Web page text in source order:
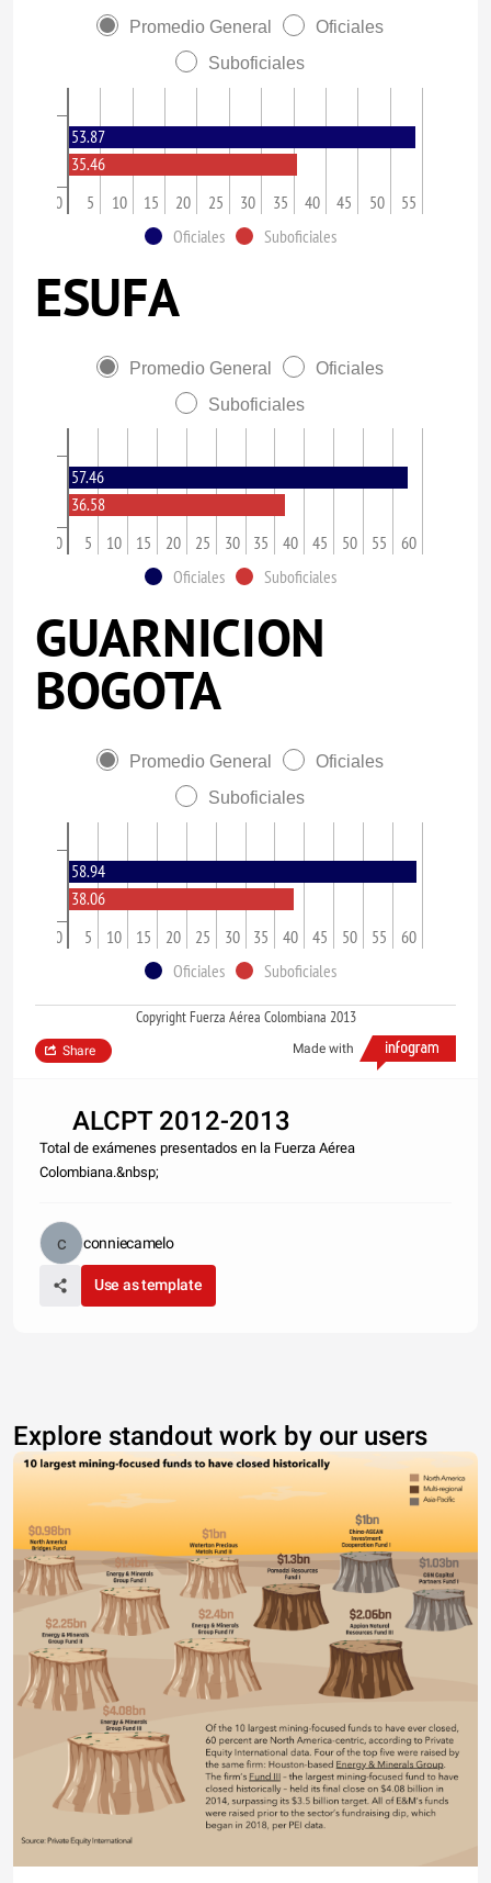
Promedio General
Oficiales
Suboficiales
0 5 10 15 20 25 30 35 40 45 50 55
53.87
35.46
Oficiales Suboficiales
ESUFA
Promedio General
Oficiales
Suboficiales
0 5 10 15 20 25 30 35 40 45 50 55 60
57.46
36.58
Oficiales Suboficiales
GUARNICION
BOGOTA
Promedio General
Oficiales
Suboficiales
0 5 10 15 20 25 30 35 40 45 50 55 60
58.94
38.06
Oficiales Suboficiales
Copyright Fuerza Aérea Colombiana 2013
Made with
Share
ALCPT 2012-2013
Total de exámenes presentados en la Fuerza Aérea
Colombiana.&nbsp;
conniecamelo
Use as template
Explore standout work by our users